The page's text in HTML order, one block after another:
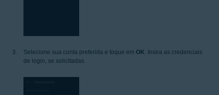
Selecione sua conta preferida e toque em OK. Insira as credenciais
de login, se solicitadas.